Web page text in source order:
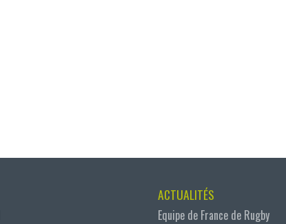
ACTUALITÉS
Equipe de France de Rugby